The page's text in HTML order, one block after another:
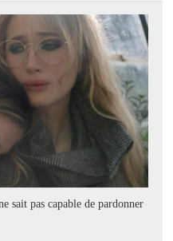
sait pas capable de pardonner